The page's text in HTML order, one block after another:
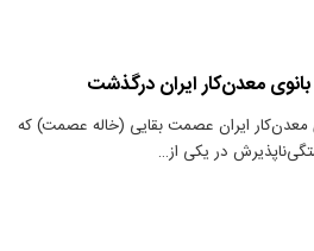
معدن‌کار ایران درگذشت
معدن‌کار ایران عصمت بقایی (خاله عصمت) که
در یکی از…